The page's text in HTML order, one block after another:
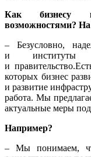
Как бизнесу
возможностями? На
– Безусловно,
и институты
и
которых бизнес
и развитие
работа. Мы
актуальные меры
Например?
– Мы понимаем,